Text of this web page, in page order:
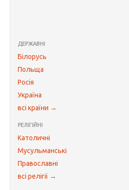
ДЕРЖАВНІ
Білорусь
Польща
Росія
Україна
всі країни →
РЕЛІГІЙНІ
Католичні
Мусульманські
Православні
всі релігії →